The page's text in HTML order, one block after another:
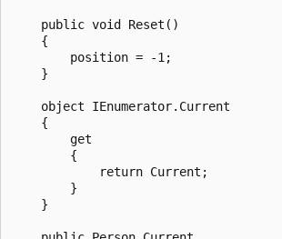
    public void Reset()
    {
        position = -1;
    }
    object IEnumerator.Current
    {
        get
        {
            return Current;
        }
    }